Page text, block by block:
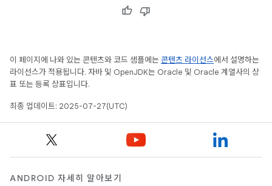
이 페이지에 나와 있는 콘텐츠와 코드 샘플에는 콘텐츠 라이선스에서 설명하는
라이선스가 적용됩니다. 자바 및 OpenJDK는 Oracle 및 Oracle 계열사의 상
표 또는 등록 상표입니다.
최종 업데이트: 2025-07-27(UTC)
ANDROID 자세히 알아보기